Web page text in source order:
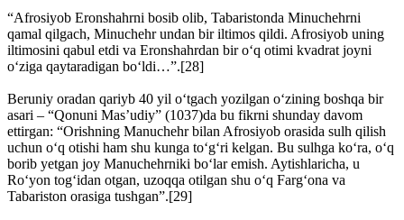
“Afrosiyob Eronshahrni bosib olib, Tabaristonda Minuchehrni
qamal qilgach, Minuchehr undan bir iltimos qildi. Afrosiyob uning
iltimosini qabul etdi va Eronshahrdan bir o‘q otimi kvadrat joyni
o‘ziga qaytaradigan bo‘ldi…”.[28]
Beruniy oradan qariyb 40 yil o‘tgach yozilgan o‘zining boshqa bir
asari – “Qonuni Mas’udiy” (1037)da bu fikrni shunday davom
ettirgan: “Orishning Manuchehr bilan Afrosiyob orasida sulh qilish
uchun o‘q otishi ham shu kunga to‘g‘ri kelgan. Bu sulhga ko‘ra, o‘q
borib yetgan joy Manuchehrniki bo‘lar emish. Aytishlaricha, u
Ro‘yon tog‘idan otgan, uzoqqa otilgan shu o‘q Farg‘ona va
Tabariston orasiga tushgan”.[29]